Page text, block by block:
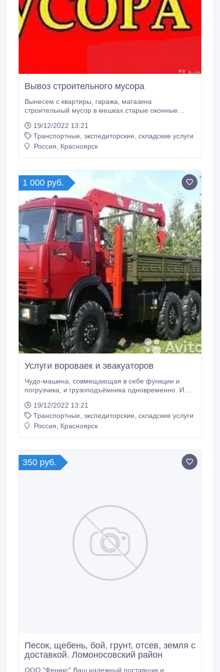
Вывоз строительного мусора
Вынесем с квартиры, гаража, магазина
строительный мусор в мешках.старые оконные
ненужное.предоставим автотранспорт, газели
камазы Вывоз строительного мусора строй мусора в
мешках, старой мебели, старых окон на свалку.
19/12/2022 13:21
Транспортные, экспедиторские, складские услуги
Россия, Красноярск
1 000 руб.
Услуги вороваек и эвакуаторов
Чудо-машина, совмещающая в себе функции и
погрузчика, и грузоподъёмника одновременно. И
представляет собой грузовик с автокраном-
манипулятором на борту, с помощью которого Вы
сможете загружать-разгружать и перевозить самые
19/12/2022 13:21
Транспортные, экспедиторские, складские услуги
Россия, Красноярск
350 руб.
Песок, щебень, бой, грунт, отсев, земля с
доставкой. Ломоносовский район
ООО "Феникс" Ваш надежный поставщик и